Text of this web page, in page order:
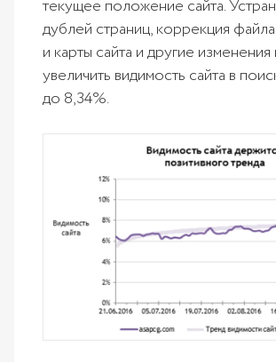
текущее положение сайта.
дублей страниц, коррекция
и карты сайта и другие
увеличить видимость сайта в
до 8,34%.